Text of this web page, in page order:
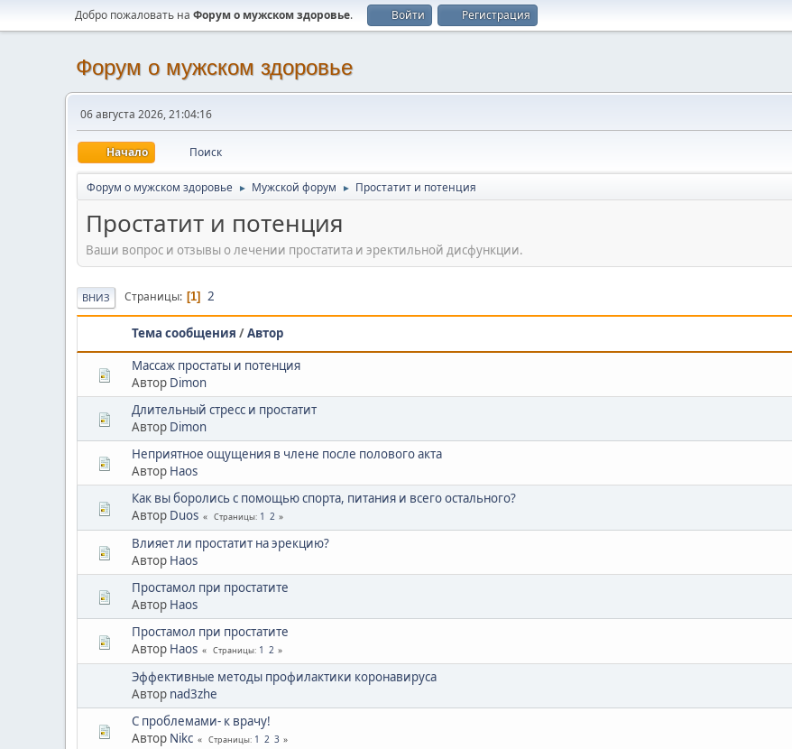
Добро пожаловать на Форум о мужском здоровье. Войти Регистрация
Форум о мужском здоровье
06 августа 2026, 21:04:16
Начало Поиск
Форум о мужском здоровье ► Мужской форум ► Простатит и потенция
Простатит и потенция
Ваши вопрос и отзывы о лечении простатита и эректильной дисфункции.
ВНИЗ Страницы 1 2
Тема сообщения /Автор
Массаж простаты и потенция
Автор Dimon
Длительный стресс и простатит
Автор Dimon
Неприятное ощущения в члене после полового акта
Автор Haos
Как вы боролись с помощью спорта, питания и всего остального?
Автор Duos Страницы 1 2
Влияет ли простатит на эрекцию?
Автор Haos
Простамол при простатите
Автор Haos
Простамол при простатите
Автор Haos Страницы 1 2
Эффективные методы профилактики коронавируса
Автор nad3zhe
С проблемами- к врачу!
Автор Nikc Страницы 1 2 3